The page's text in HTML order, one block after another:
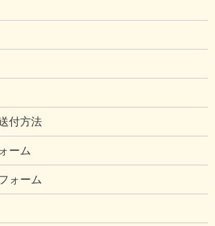
付方法
ーム
ォーム